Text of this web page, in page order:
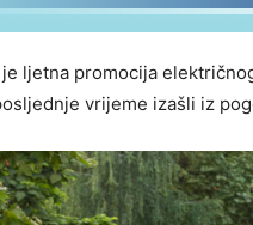
ljetna promocija
vrijeme izašli iz